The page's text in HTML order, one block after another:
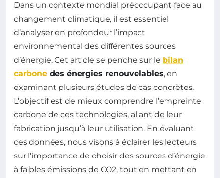
Dans un contexte mondial préoccupant face au
changement climatique, il est essentiel
d’analyser en profondeur l’impact
environnemental des différentes sources
d’énergie. Cet article se penche sur le bilan
carbone des énergies renouvelables, en
examinant plusieurs études de cas concrètes.
L’objectif est de mieux comprendre l’empreinte
carbone de ces technologies, allant de leur
fabrication jusqu’à leur utilisation. En évaluant
ces données, nous visons à éclairer les lecteurs
sur l’importance de choisir des sources d’énergie
à faibles émissions de CO2, tout en mettant en